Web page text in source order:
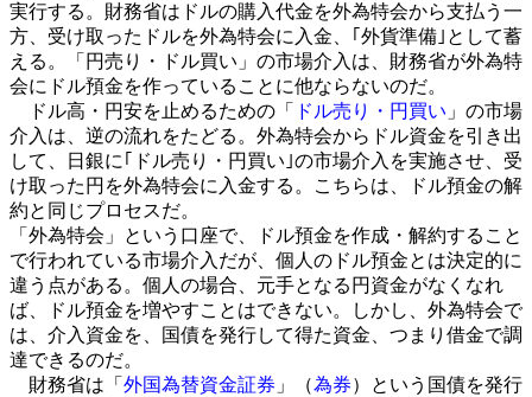
実行する。財務省はドルの購入代金を外為特会から支払う一
方、受け取ったドルを外為特会に入金、｢外貨準備｣として蓄
える。「円売り・ドル買い」の市場介入は、財務省が外為特
会にドル預金を作っていることに他ならないのだ。
ドル高・円安を止めるための「
ドル売り・円買い 」の市場
介入は、逆の流れをたどる。外為特会からドル資金を引き出
して、日銀に｢ドル売り・円買い｣の市場介入を実施させ、受
け取った円を外為特会に入金する。こちらは、ドル預金の解
約と同じプロセスだ。
「外為特会」という口座で、ドル預金を作成・解約すること
で行われている市場介入だが、個人のドル預金とは決定的に
違う点がある。個人の場合、元手となる円資金がなくなれ
ば、ドル預金を増やすことはできない。しかし、外為特会で
は、介入資金を、国債を発行して得た資金、つまり借金で調
達できるのだ。
財務省は「 外国為替資金証券 」（為券）という国債を発行